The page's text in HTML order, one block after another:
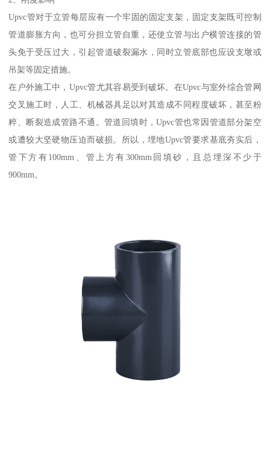
Upvc管对于立管每层应有一个牢固的固定支架，固定支架既可控制
管道膨胀方向，也可分担立管自重，还使立管与出户横管连接的管
头免于受压过大，引起管道破裂漏水，同时立管底部也应设支墩或
吊架等固定措施。
在户外施工中，Upvc管尤其容易受到破坏。在Upvc与室外综合管网
交叉施工时，人工、机械器具足以对其造成不同程度破坏，甚至粉
粹、断裂造成管路不通。管道回填时，Upvc管也常因管道部分架空
或遭较大坚硬物压迫而破损。所以，埋地Upvc管要求基底夯实后，
管下方有100mm、管上方有300mm回填砂，且总埋深不少于
900mm。